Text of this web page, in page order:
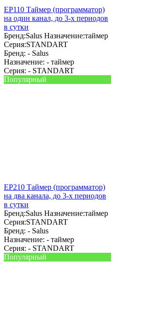
EP110 Таймер (программатор)
на один канал, до 3-х периодов
в сутки
Бренд:Salus Назначение:таймер
Серия:STANDART
Бренд: - Salus
Назначение: - таймер
Серия: - STANDART
Популярный
EP210 Таймер (программатор)
на два канала, до 3-х периодов
в сутки
Бренд:Salus Назначение:таймер
Серия:STANDART
Бренд: - Salus
Назначение: - таймер
Серия: - STANDART
Популярный